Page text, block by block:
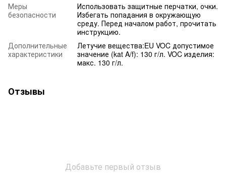
Меры
безопасности
Использовать защитные перчатки, очки.
Избегать попадания в окружающую
среду. Перед началом работ, прочитать
инструкцию.
Дополнительные
характеристики
Летучие вещества:EU VOC допустимое
значение (kat A/f): 130 г/л. VOC изделия:
макс. 130 г/л.
Отзывы
Добавьте первый отзыв